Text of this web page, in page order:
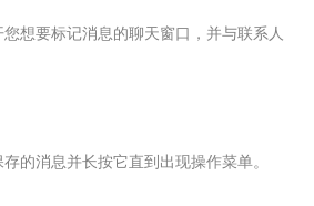
想要标记消息的聊天窗口，并与联系人
的消息并长按它直到出现操作菜单。